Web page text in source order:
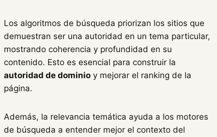
Los algoritmos de búsqueda priorizan los sitios que
demuestran ser una autoridad en un tema particular,
mostrando coherencia y profundidad en su
contenido. Esto es esencial para construir la
autoridad de dominio y mejorar el ranking de la
página.
Además, la relevancia temática ayuda a los motores
de búsqueda a entender mejor el contexto del